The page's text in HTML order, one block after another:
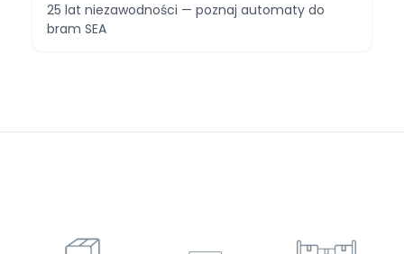
25 lat niezawodności — poznaj automaty do
bram SEA